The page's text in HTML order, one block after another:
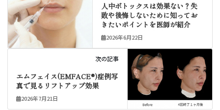
人中ボトックスは効果ない？失
敗や後悔しないために知ってお
きたいポイントを医師が紹介
2026年6月22日
次の記事
エムフェイス(EMFACE®)症例写
真で見るリフトアップ効果
2026年7月21日